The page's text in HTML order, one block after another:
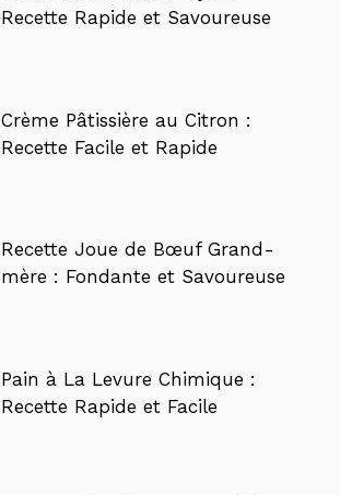
Recette Rapide et Savoureuse
Crème Pâtissière au Citron :
Recette Facile et Rapide
Recette Joue de Bœuf Grand-
mère : Fondante et Savoureuse
Pain à La Levure Chimique :
Recette Rapide et Facile